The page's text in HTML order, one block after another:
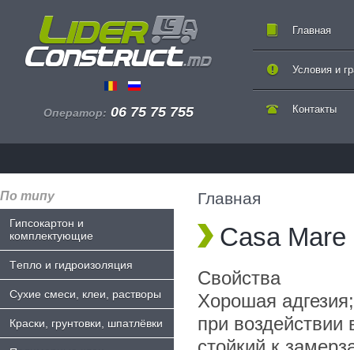
Оператор: 06 75 75 755
Главная
Контакты
Условия и
По типу
Гипсокартон и
комплектующие
Tепло и гидроизоляция
Сухие смеси, клеи, растворы
Краски, грунтовки, шпатлёвки
Главная
Casa Mare
Свойства
Хорошая
при